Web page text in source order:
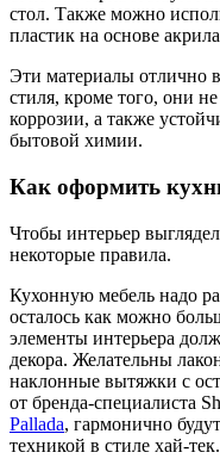
стол. Также можно
пластик на основе
Эти материалы отлично
стиля, кроме того, они
коррозии, а также
бытовой химии.
Как оформить
Чтобы интерьер
некоторые правила.
Кухонную мебель надо
осталось как можно
элементы интерьера
декора. Желательны
наклонные вытяжки с
от бренда-специалиста
Pallada, гармонично
техникой в стиле хай-тек.